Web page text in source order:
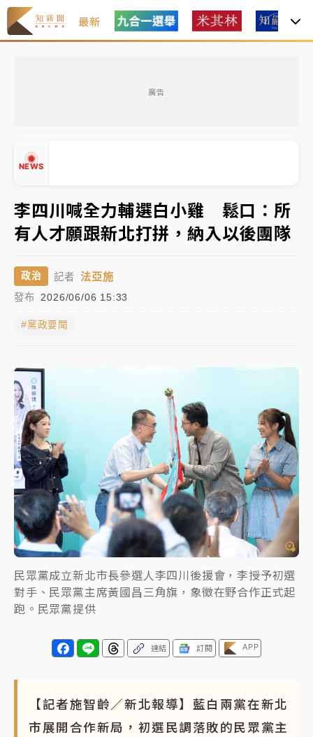
最新
廣告
NEWS
中信慈善基金會想增加董事人數！辜仲諒向法院聲請遭
駁 理由曝光
故宮《龍藏經》特展第2檔！今線上預約開賣一度塞車
周六起展出延長至晚上7時
台東農業處長涉圖利渡假村！東檢抗告成功 今重開羈
父親節泡湯了！中颱白海豚雨彈轟3天 「紅到發紫」降
雨熱區曝
台積電殺35元、台股跌近300點 被動元件、低軌衛星
及載板皆走弱
中信慈善基金會想增加董事人數！辜仲諒向法院聲請遭
駁 理由曝光
故宮《龍藏經》特展第2檔！今線上預約開賣一度塞車
周六起展出延長至晚上7時
台東農業處長涉圖利渡假村！東檢抗告成功 今重開羈
押庭
父親節泡湯了！中颱白海豚雨彈轟3天 「紅到發紫」降
雨熱區曝
李四川喊全力輔選白小雞 鬆口：所
有人才願跟新北打拼，納入以後團隊
政治 記者 法亞施
發布 2026/06/06 15:33
#黨政要聞
民眾黨成立新北市長參選人李四川後援會，李授予初選
對手、民眾黨主席黃國昌三角旗，象徵在野合作正式起
跑。民眾黨提供
連結 訂閱 APP
【記者施智齡／新北報導】藍白兩黨在新北
市展開合作新局，初選民調落敗的民眾黨主